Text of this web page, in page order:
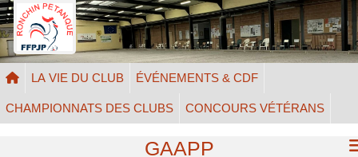
LA VIE DU CLUB ÉVÉNEMENTS & CDF
CHAMPIONNATS DES CLUBS CONCOURS VÉTÉRANS
GAAPP
Panneau de gestion des cookies